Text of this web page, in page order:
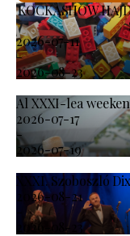
KOCKASHOW
2026-07-11
-
2026-08-23
Al XXXI-lea
2026-07-17
-
2026-07-19
XXXI. Szoboszló
2026-08-21
-
2026-08-23